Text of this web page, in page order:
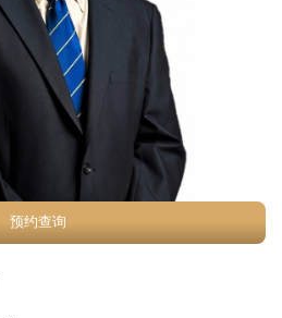
预约查询